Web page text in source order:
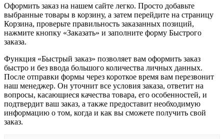
Оформить заказ на нашем сайте легко. Просто добавьте
выбранные товары в корзину, а затем перейдите на страницу
Корзина, проверьте правильность заказанных позиций,
нажмите кнопку «Заказать» и заполните форму Быстрого
заказа.
Функция «Быстрый заказ» позволяет вам оформить заказ
быстро и без ввода большого количества личных данных.
После отправки формы через короткое время вам перезвонит
наш менеджер. Он уточнит все условия заказа, ответит на
вопросы, касающиеся качества товара, его особенностей, и
подтвердит ваш заказ, а также предоставит необходимую
информацию о том, когда и как вы сможете получить свой
заказ.